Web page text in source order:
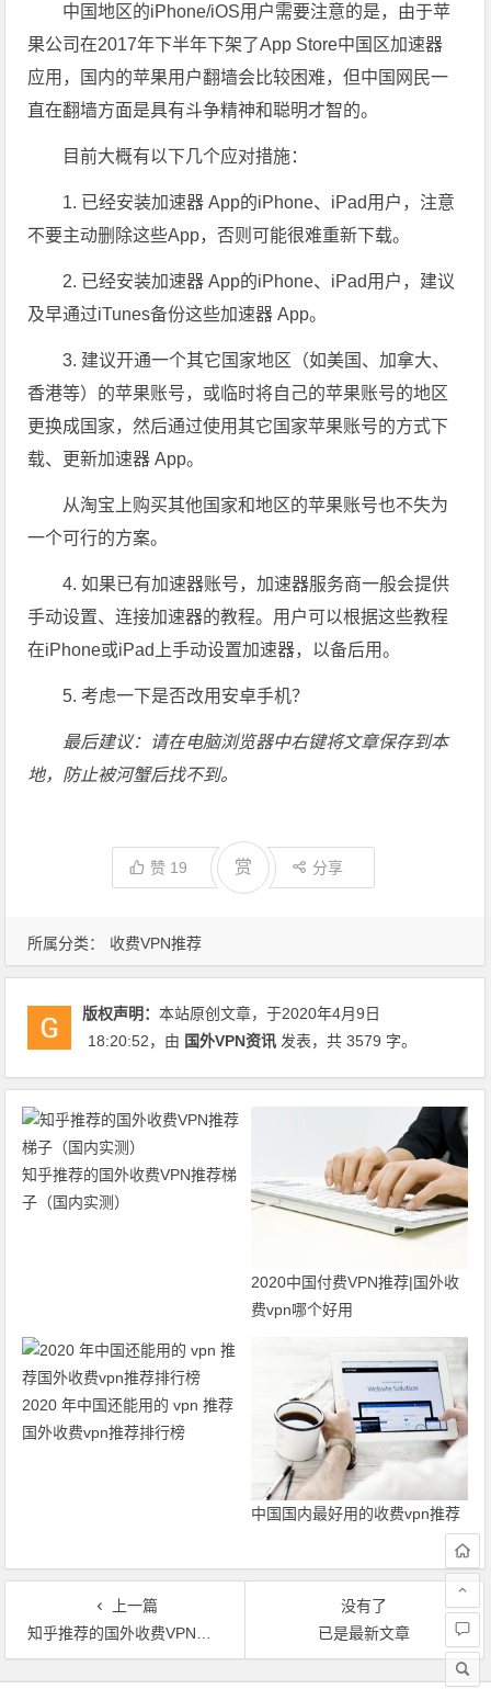
所属分类： 收费VPN推荐
中国地区的iPhone/iOS用户需要注意的是，由于苹
果公司在2017年下半年下架了App Store中国区加速器
应用，国内的苹果用户翻墙会比较困难，但中国网民一
直在翻墙方面是具有斗争精神和聪明才智的。
目前大概有以下几个应对措施：
1. 已经安装加速器 App的iPhone、iPad用户，注意
不要主动删除这些App，否则可能很难重新下载。
2. 已经安装加速器 App的iPhone、iPad用户，建议
及早通过iTunes备份这些加速器 App。
3. 建议开通一个其它国家地区（如美国、加拿大、
香港等）的苹果账号，或临时将自己的苹果账号的地区
更换成国家，然后通过使用其它国家苹果账号的方式下
载、更新加速器 App。
从淘宝上购买其他国家和地区的苹果账号也不失为
一个可行的方案。
4. 如果已有加速器账号，加速器服务商一般会提供
手动设置、连接加速器的教程。用户可以根据这些教程
在iPhone或iPad上手动设置加速器，以备后用。
5. 考虑一下是否改用安卓手机？
最后建议：请在电脑浏览器中右键将文章保存到本
地，防止被河蟹后找不到。
赞 19 赏 分享
版权声明：本站原创文章，于2020年4月9日
18:20:52，由 国外VPN资讯 发表，共 3579 字。
知乎推荐的国外收费VPN推荐梯
子（国内实测）
2020中国付费VPN推荐|国外收
费vpn哪个好用
2020 年中国还能用的 vpn 推荐
国外收费vpn推荐排行榜
中国国内最好用的收费vpn推荐
上一篇
知乎推荐的国外收费VPN推荐梯子（国内实测）
没有了
已是最新文章
文